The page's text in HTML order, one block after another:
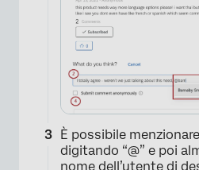
È possibile
digitando “@” e poi
nome dell’utente di